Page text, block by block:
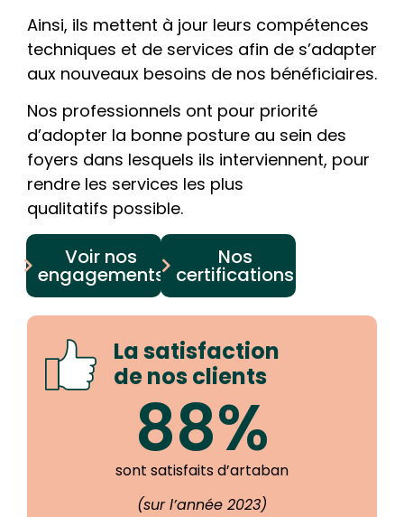
Ainsi, ils mettent à jour leurs compétences
techniques et de services afin de s’adapter
aux nouveaux besoins de nos bénéficiaires.
Nos professionnels ont pour priorité
d’adopter la bonne posture au sein des
foyers dans lesquels ils interviennent, pour
rendre les services les plus
qualitatifs possible.
Voir nos
engagements
Nos
certifications
La satisfaction
de nos clients
88%
sont satisfaits d’artaban
(sur l’année 2023)